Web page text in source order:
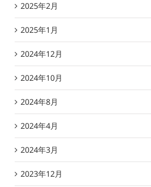
2025年2月
2025年1月
2024年12月
2024年10月
2024年8月
2024年4月
2024年3月
2023年12月